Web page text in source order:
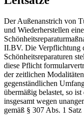
Der Außenanstrich von
und Wiederherstellen
II.BV. Die Verpflichtung
Schönheitsreparaturen
diese Pflicht
der zeitlichen
gegenständlichen
übermäßig belastet, so
insgesamt wegen
gemäß § 307 Abs. 1